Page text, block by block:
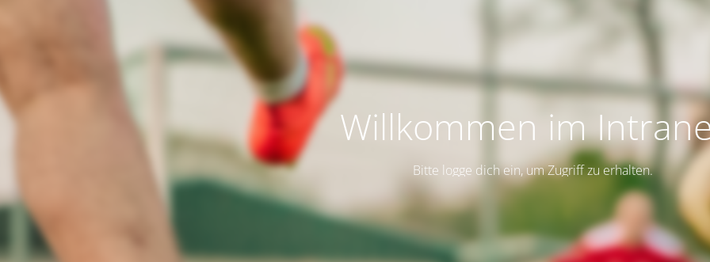
Willkommen im
Bitte logge dich ein, um Zugriff zu erhalten.